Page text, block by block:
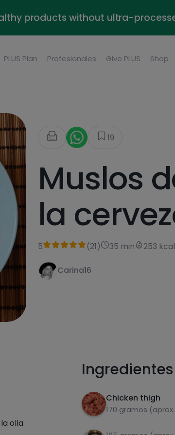
products without ultra-
PLUS Plan Profesionales Give PLUS Shop
19
Muslos
la
5 (21) 35 min 253 kcal
Carina16
olla
Ingredientes
Chicken thigh
170 gramos